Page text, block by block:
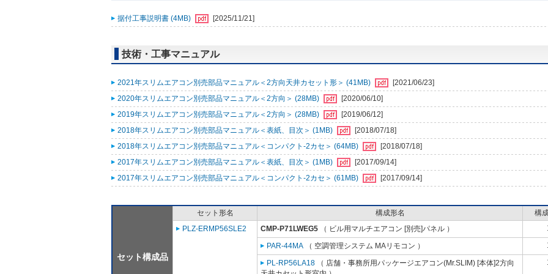
据付工事説明書 (4MB) [2025/11/21]
技術・工事マニュアル
2021年スリムエアコン別売部品マニュアル＜2方向天井カセット形＞ (41MB)
[2021/06/23]
2020年スリムエアコン別売部品マニュアル＜2方向＞ (28MB)
[2020/06/10]
2019年スリムエアコン別売部品マニュアル＜2方向＞ (28MB)
[2019/06/12]
2018年スリムエアコン別売部品マニュアル＜表紙、目次＞ (1MB)
[2018/07/18]
2018年スリムエアコン別売部品マニュアル＜コンパクト-2カセ＞ (64MB)
[2018/07/18]
2017年スリムエアコン別売部品マニュアル＜表紙、目次＞ (1MB)
[2017/09/14]
2017年スリムエアコン別売部品マニュアル＜コンパクト-2カセ＞ (61MB)
[2017/09/14]
セット構成品
セット形名 構成形名
構
PLZ-ERMP56SLE2
CMP-P71LWEG5 （ ビル用マルチエアコン [別売]パネル ）
PAR-44MA （ 空調管理システム MAリモコン ）
PL-RP56LA18 （ 店舗・事務所用パッケージエアコン(Mr.SLIM) [本体]2方向